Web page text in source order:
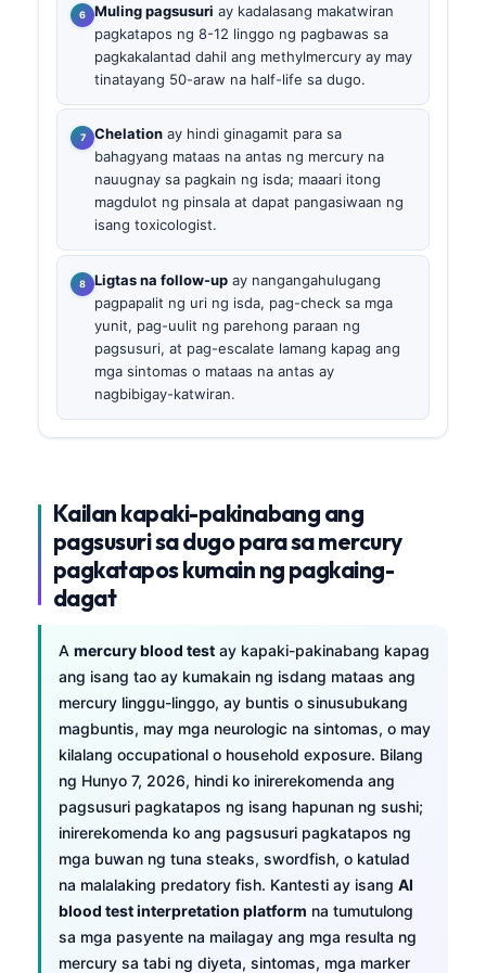
Muling pagsusuri ay kadalasang makatwiran
pagkatapos ng 8-12 linggo ng pagbawas sa
pagkakalantad dahil ang methylmercury ay may
tinatayang 50-araw na half-life sa dugo.
Chelation ay hindi ginagamit para sa
bahagyang mataas na antas ng mercury na
nauugnay sa pagkain ng isda; maaari itong
magdulot ng pinsala at dapat pangasiwaan ng
isang toxicologist.
Ligtas na follow-up ay nangangahulugang
pagpapalit ng uri ng isda, pag-check sa mga
yunit, pag-uulit ng parehong paraan ng
pagsusuri, at pag-escalate lamang kapag ang
mga sintomas o mataas na antas ay
nagbibigay-katwiran.
Kailan kapaki-pakinabang ang
pagsusuri sa dugo para sa mercury
pagkatapos kumain ng pagkaing-
dagat
A mercury blood test ay kapaki-pakinabang kapag
ang isang tao ay kumakain ng isdang mataas ang
mercury linggu-linggo, ay buntis o sinusubukang
magbuntis, may mga neurologic na sintomas, o may
kilalang occupational o household exposure. Bilang
ng Hunyo 7, 2026, hindi ko inirerekomenda ang
pagsusuri pagkatapos ng isang hapunan ng sushi;
inirerekomenda ko ang pagsusuri pagkatapos ng
mga buwan ng tuna steaks, swordfish, o katulad
na malalaking predatory fish. Kantesti ay isang AI
blood test interpretation platform na tumutulong
sa mga pasyente na mailagay ang mga resulta ng
mercury sa tabi ng diyeta, sintomas, mga marker